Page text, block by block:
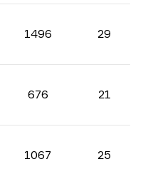
1496 29
676 21
1067 25